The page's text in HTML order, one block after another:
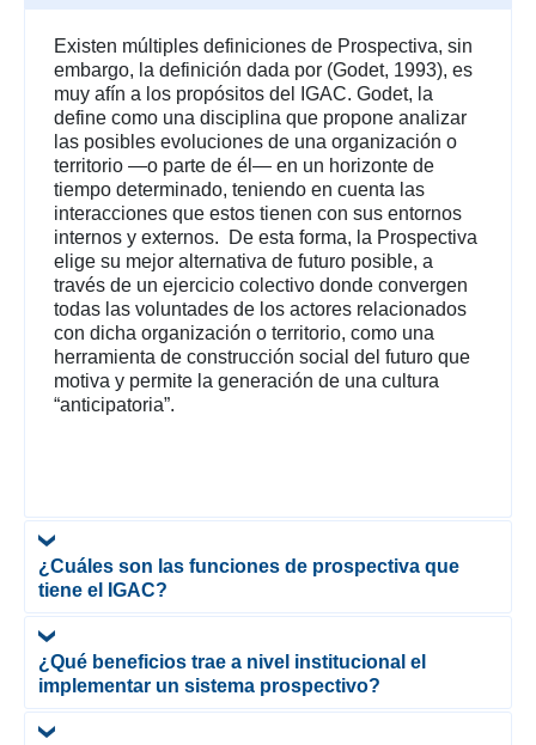
Existen múltiples definiciones de Prospectiva, sin
embargo, la definición dada por (Godet, 1993), es
muy afín a los propósitos del IGAC. Godet, la
define como una disciplina que propone analizar
las posibles evoluciones de una organización o
territorio —o parte de él— en un horizonte de
tiempo determinado, teniendo en cuenta las
interacciones que estos tienen con sus entornos
internos y externos. De esta forma, la Prospectiva
elige su mejor alternativa de futuro posible, a
través de un ejercicio colectivo donde convergen
todas las voluntades de los actores relacionados
con dicha organización o territorio, como una
herramienta de construcción social del futuro que
motiva y permite la generación de una cultura
“anticipatoria”.
¿Cuáles son las funciones de prospectiva que
tiene el IGAC?
¿Qué beneficios trae a nivel institucional el
implementar un sistema prospectivo?